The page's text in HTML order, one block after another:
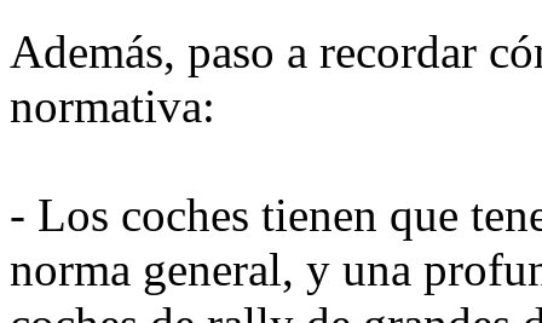
Además, paso a recordar
normativa:
- Los coches tienen que
norma general, y una